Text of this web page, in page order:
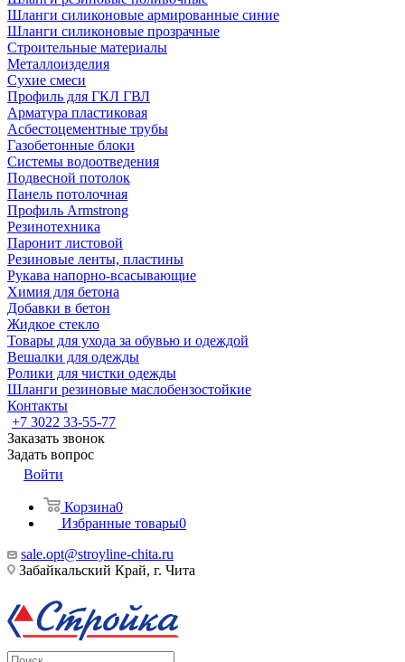
Шланги силиконовые армированные синие
Шланги силиконовые прозрачные
Строительные материалы
Металлоизделия
Сухие смеси
Профиль для ГКЛ ГВЛ
Арматура пластиковая
Асбестоцементные трубы
Газобетонные блоки
Системы водоотведения
Подвесной потолок
Панель потолочная
Профиль Armstrong
Резинотехника
Паронит листовой
Резиновые ленты, пластины
Рукава напорно-всасывающие
Химия для бетона
Добавки в бетон
Жидкое стекло
Товары для ухода за обувью и одеждой
Вешалки для одежды
Ролики для чистки одежды
Шланги резиновые маслобензостойкие
Контакты
+7 3022 33-55-77
Заказать звонок
Задать вопрос
Войти
Корзина0
Избранные товары0
sale.opt@stroyline-chita.ru
Забайкальский Край, г. Чита